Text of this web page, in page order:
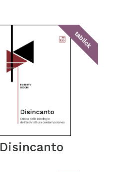
tablick
Disincanto